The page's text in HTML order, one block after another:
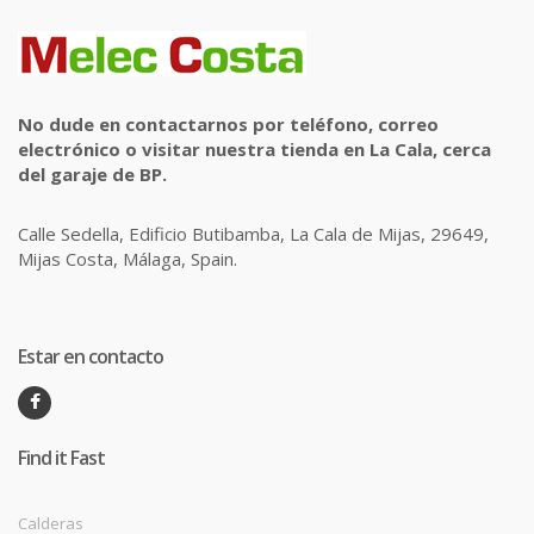
No dude en contactarnos por teléfono, correo
electrónico o visitar nuestra tienda en La Cala, cerca
del garaje de BP.
Calle Sedella, Edificio Butibamba, La Cala de Mijas, 29649,
Mijas Costa, Málaga, Spain.
Estar en contacto
Find it Fast
Calderas